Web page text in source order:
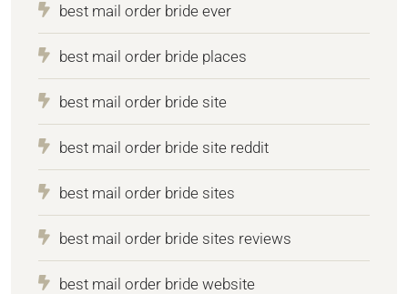
best mail order bride ever
best mail order bride places
best mail order bride site
best mail order bride site reddit
best mail order bride sites
best mail order bride sites reviews
best mail order bride website